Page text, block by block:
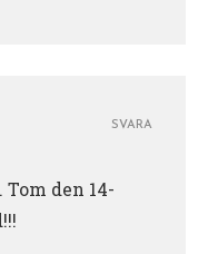
den 14-
SVARA